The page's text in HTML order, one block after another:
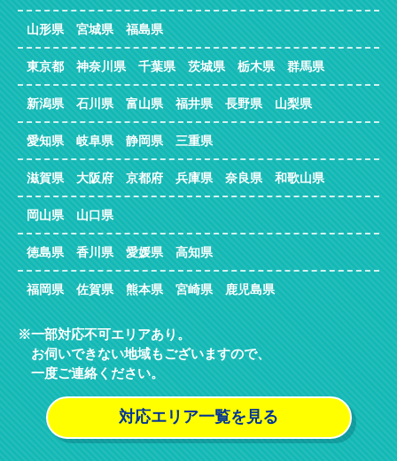
山形県 宮城県 福島県
東京都 神奈川県 千葉県 茨城県 栃木県 群馬県
新潟県 石川県 富山県 福井県 長野県 山梨県
愛知県 岐阜県 静岡県 三重県
滋賀県 大阪府 京都府 兵庫県 奈良県 和歌山県
岡山県 山口県
徳島県 香川県 愛媛県 高知県
福岡県 佐賀県 熊本県 宮崎県 鹿児島県
一部対応不可エリアあり。
お伺いできない地域もございますので、
一度ご連絡ください。
対応エリア一覧を見る